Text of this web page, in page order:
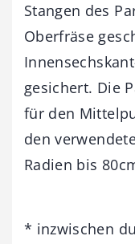
Stangen des
Oberfräse
gesichert. Die
für den
den
Radien bis
* inzwischen